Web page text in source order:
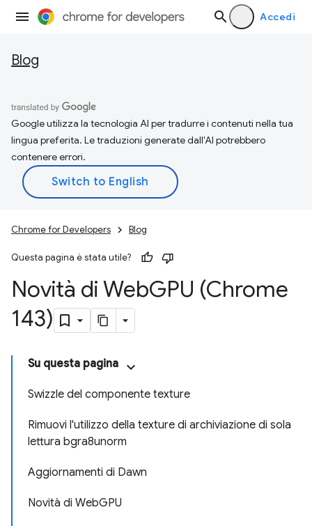
Accedi
Blog
Google utilizza la tecnologia AI per tradurre i contenuti nella tua
lingua preferita. Le traduzioni generate dall'AI potrebbero
contenere errori.
Chrome for Developers Blog
Questa pagina è stata utile?
Novità di WebGPU (Chrome
143)
Su questa pagina
Swizzle del componente texture
Rimuovi l'utilizzo della texture di archiviazione di sola
lettura bgra8unorm
Aggiornamenti di Dawn
Novità di WebGPU